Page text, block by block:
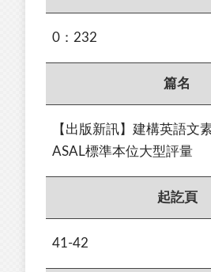
0：232
篇名
【出版新訊】建構英語文
ASAL標準本位大型評量
起訖頁
41-42